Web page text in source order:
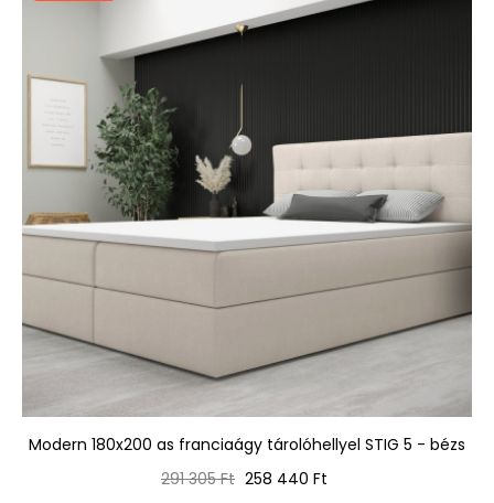
Modern 180x200 as franciaágy tárolóhellyel STIG 5 - bézs
Normál
291 305 Ft Ár
258 440 Ft